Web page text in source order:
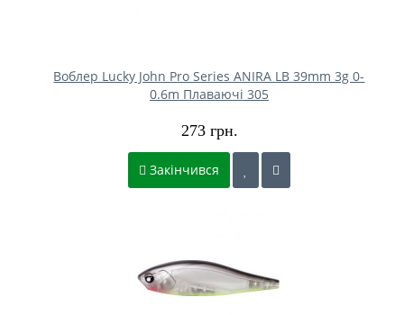
Воблер Lucky John Pro Series ANIRA LB 39mm 3g 0-
0.6m Плаваючі 305
273 грн.
Закінчився